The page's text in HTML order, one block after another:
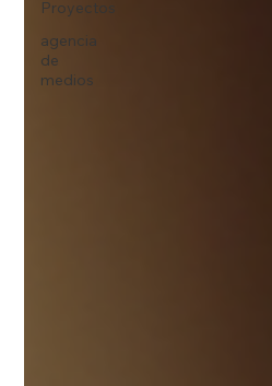
Proyectos
agencia
de
medios